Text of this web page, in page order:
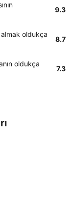
9.3
almak oldukça
8.7
oldukça
7.3